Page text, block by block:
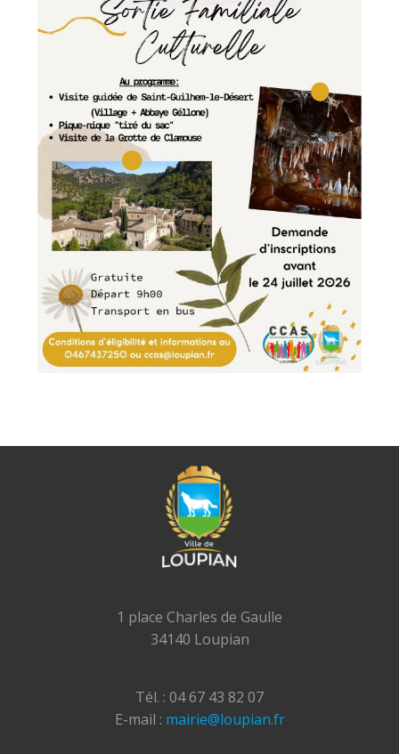
1 place Charles de Gaulle
34140 Loupian
Tél. : 04 67 43 82 07
E-mail : mairie@loupian.fr